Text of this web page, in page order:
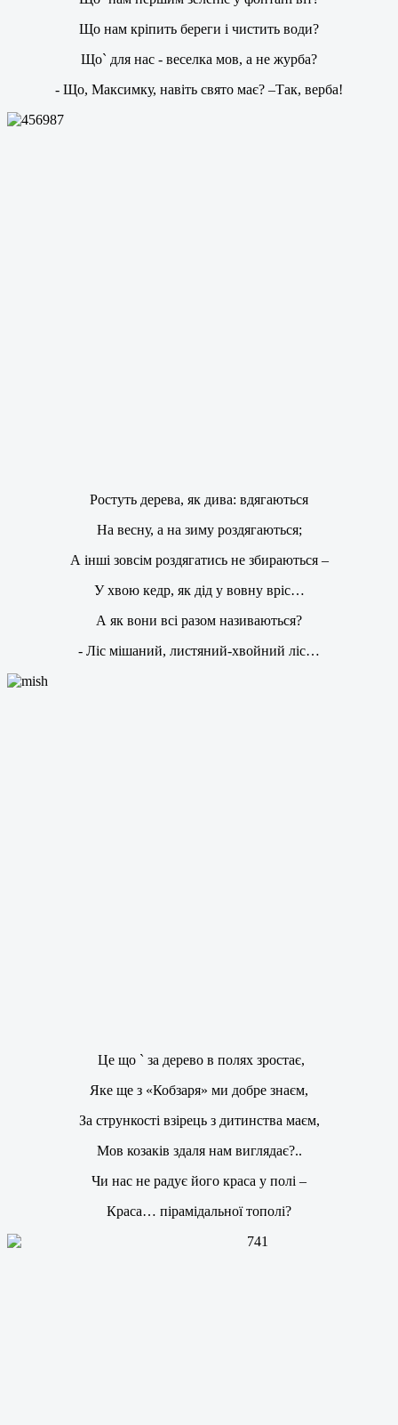
Що нам кріпить береги і чистить води?
Що` для нас - веселка мов, а не журба?
- Що, Максимку, навіть свято має? –Так, верба!
Ростуть дерева, як дива: вдягаються
На весну, а на зиму роздягаються;
А інші зовсім роздягатись не збираються –
У хвою кедр, як дід у вовну вріс…
А як вони всі разом називаються?
- Ліс мішаний, листяний-хвойний ліс…
Це що ` за дерево в полях зростає,
Яке ще з «Кобзаря» ми добре знаєм,
За стрункості взірець з дитинства маєм,
Мов козаків здаля нам виглядає?..
Чи нас не радує його краса у полі –
Краса… пірамідальної тополі?